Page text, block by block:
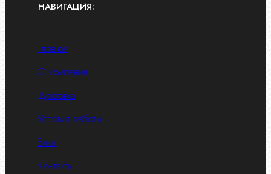
НАВИГАЦИЯ:
Главная
О компании
Доставка
Условия работы
Блог
Контакты